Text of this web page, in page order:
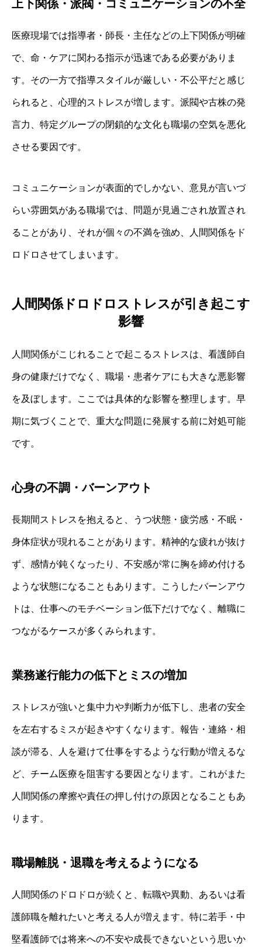
上下関係・派閥・コミュニケーションの不全
医療現場では指導者・師長・主任などの上下関係が明確
で、命・ケアに関わる指示が迅速である必要がありま
す。その一方で指導スタイルが厳しい・不公平だと感じ
られると、心理的ストレスが増します。派閥や古株の発
言力、特定グループの閉鎖的な文化も職場の空気を悪化
させる要因です。
コミュニケーションが表面的でしかない、意見が言いづ
らい雰囲気がある職場では、問題が見過ごされ放置され
ることがあり、それが個々の不満を強め、人間関係をド
ロドロさせてしまいます。
人間関係ドロドロストレスが引き起こす
影響
人間関係がこじれることで起こるストレスは、看護師自
身の健康だけでなく、職場・患者ケアにも大きな悪影響
を及ぼします。ここでは具体的な影響を整理します。早
期に気づくことで、重大な問題に発展する前に対処可能
です。
心身の不調・バーンアウト
長期間ストレスを抱えると、うつ状態・疲労感・不眠・
身体症状が現れることがあります。精神的な疲れが抜け
ず、感情が鈍くなったり、不安感が常に胸を締め付ける
ような状態になることもあります。こうしたバーンアウ
トは、仕事へのモチベーション低下だけでなく、離職に
つながるケースが多くみられます。
業務遂行能力の低下とミスの増加
ストレスが強いと集中力や判断力が低下し、患者の安全
を左右するミスが起きやすくなります。報告・連絡・相
談が滞る、人を避けて仕事をするような行動が増えるな
ど、チーム医療を阻害する要因となります。これがまた
人間関係の摩擦や責任の押し付けの原因となることもあ
ります。
職場離脱・退職を考えるようになる
人間関係のドロドロが続くと、転職や異動、あるいは看
護師職を離れたいと考える人が増えます。特に若手・中
堅看護師では将来への不安や成長できないという思いか